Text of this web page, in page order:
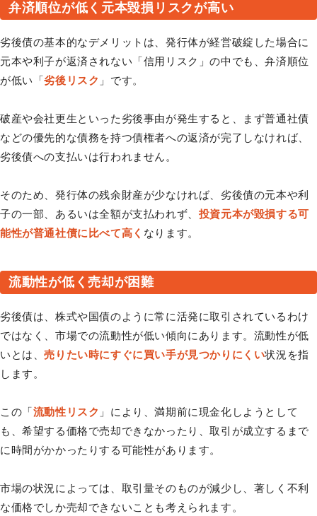
弁済順位が低く元本毀損リスクが高い
劣後債の基本的なデメリットは、発行体が経営破綻した場合に
元本や利子が返済されない「信用リスク」の中でも、弁済順位
が低い「劣後リスク 」です。
破産や会社更生といった劣後事由が発生すると、まず普通社債
などの優先的な債務を持つ債権者への返済が完了しなければ、
劣後債への支払いは行われません。
そのため、発行体の残余財産が少なければ、劣後債の元本や利
子の一部、あるいは全額が支払われず、 投資元本が毀損する可
能性が普通社債に比べて高く なります。
流動性が低く売却が困難
劣後債は、株式や国債のように常に活発に取引されているわけ
ではなく、市場での流動性が低い傾向にあります。流動性が低
いとは、売りたい時にすぐに買い手が見つかりにくい状況を指
します。
この「流動性リスク 」により、満期前に現金化しようとして
も、希望する価格で売却できなかったり、取引が成立するまで
に時間がかかったりする可能性があります。
市場の状況によっては、取引量そのものが減少し、著しく不利
な価格でしか売却できないことも考えられます。